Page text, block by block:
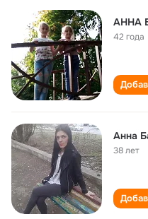
АННА
42 года
Анна
38 лет